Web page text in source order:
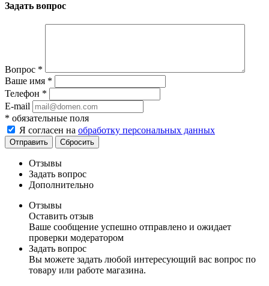
Задать вопрос
Вопрос *
Ваше имя *
Телефон *
E-mail
* обязательные поля
Я согласен на обработку персональных данных
Отправить Сбросить
Отзывы
Задать вопрос
Дополнительно
Отзывы
Оставить отзыв
Ваше сообщение успешно отправлено и ожидает
проверки модератором
Задать вопрос
Вы можете задать любой интересующий вас вопрос по
товару или работе магазина.